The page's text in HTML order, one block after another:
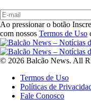
Ao pressionar o botão
com nossos Termos de Uso
© 2026 Balcão News. All
Termos de Uso
Políticas de
Fale Conosco